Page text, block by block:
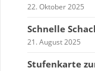
22. Oktober 2025
Schnelle
21. August 2025
Stufenkarte